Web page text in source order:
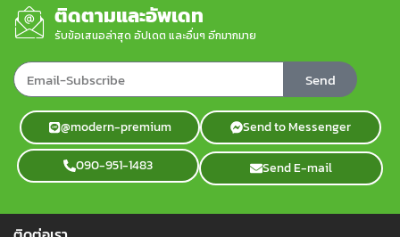
ติดตามและอัพเดท
รับข้อเสนอล่าสุด อัปเดต และอื่นๆ อีกมากมาย
Send
@modern-premium Send to Messenger
090-951-1483 Send E-mail